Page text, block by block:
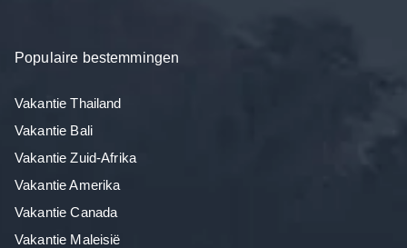
Populaire bestemmingen
Vakantie Thailand
Vakantie Bali
Vakantie Zuid-Afrika
Vakantie Amerika
Vakantie Canada
Vakantie Maleisië